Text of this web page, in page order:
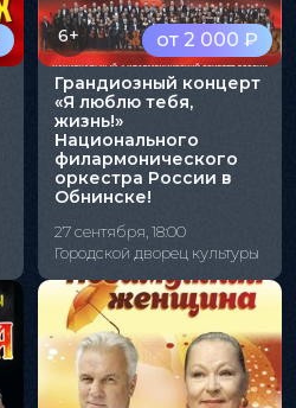
от 2 000 ₽
6+
Грандиозный концерт
«Я люблю тебя,
жизнь!»
Национального
филармонического
оркестра России в
Обнинске!
27 сентября, 18:00
Городской дворец культуры